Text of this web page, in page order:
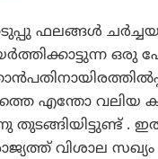
ഫലങ്ങൾ
ഒരു
എന്തോ വലിയ
തുടങ്ങിയിട്ടുണ്ട് .
വിശാല